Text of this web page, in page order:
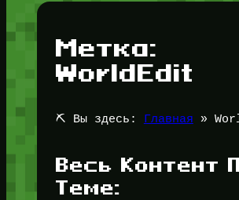
Метка:
WorldEdit
⛏️ Вы здесь: Главная »
Весь Контент
Теме: